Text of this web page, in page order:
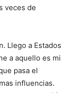
veces de
Llego a Estados
a aquello es mi
pasa el
influencias.